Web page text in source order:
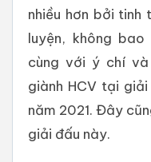
nhiều hơn bởi tinh
luyện, không
cùng với ý chí và
giành HCV tại
năm 2021. Đây
giải đấu này.